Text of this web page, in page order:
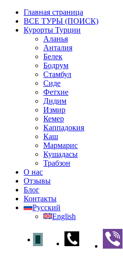
Главная страница
ВСЕ ТУРЫ (ПОИСК)
Курорты Турции
Аланья
Анталия
Белек
Бодрум
Стамбул
Сиде
Фетхие
Дидим
Измир
Кемер
Каппадокия
Каш
Мармарис
Кушадасы
Трабзон
О нас
Отзывы
Блог
Контакты
Русский
English